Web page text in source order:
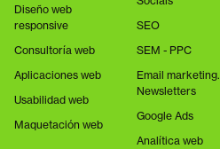
Diseño web
responsive
Consultoría web
Aplicaciones web
Usabilidad web
Maquetación web
SEO
SEM - PPC
Email marketing.
Newsletters
Google Ads
Analítica web